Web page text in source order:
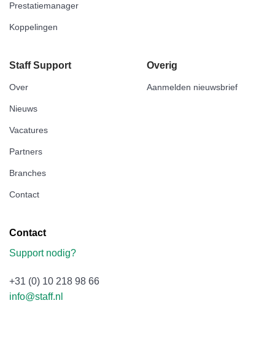
Prestatiemanager
Koppelingen
Staff Support
Over
Nieuws
Vacatures
Partners
Branches
Contact
Overig
Aanmelden nieuwsbrief
Contact
Support nodig?
+31 (0) 10 218 98 66
info@staff.nl